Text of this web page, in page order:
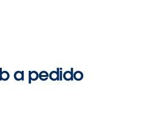
a pedido